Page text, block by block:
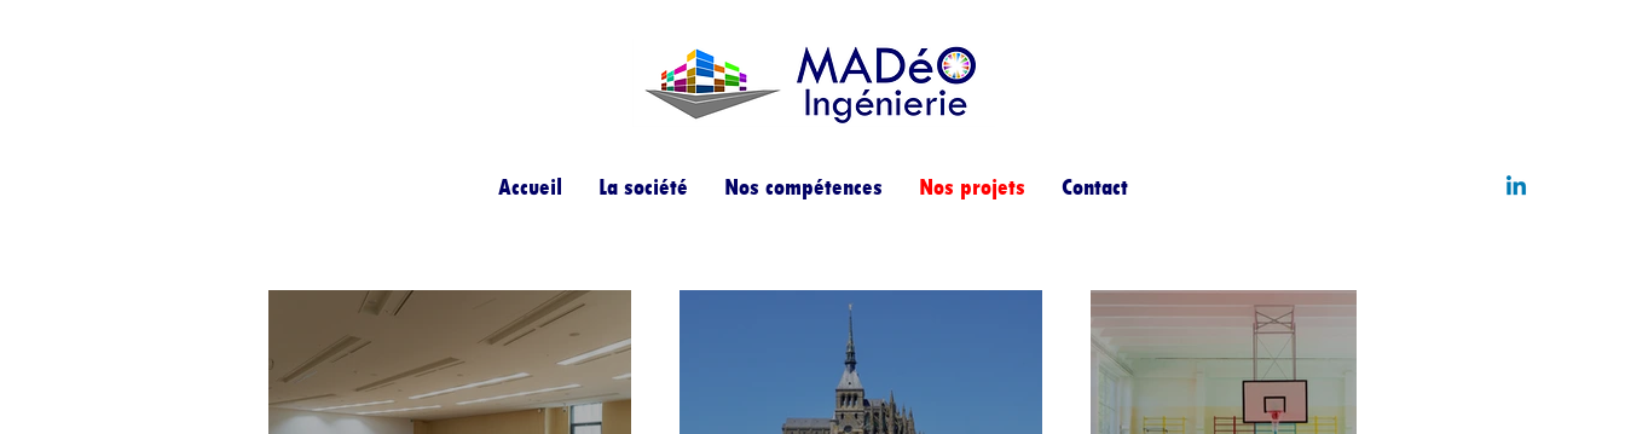
Accueil La société Nos compétences Nos projets Contact